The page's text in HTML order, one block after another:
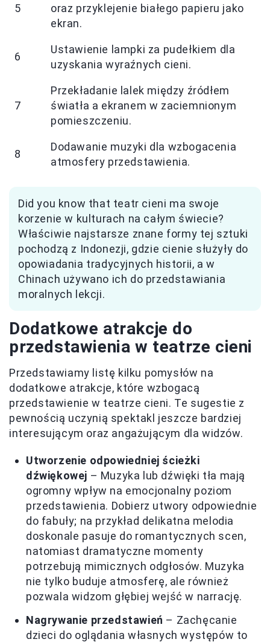
5
oraz przyklejenie białego papieru jako
ekran.
6
Ustawienie lampki za pudełkiem dla
uzyskania wyraźnych cieni.
7
Przekładanie lalek między źródłem
światła a ekranem w zaciemnionym
pomieszczeniu.
8
Dodawanie muzyki dla wzbogacenia
atmosfery przedstawienia.
Did you know that teatr cieni ma swoje
korzenie w kulturach na całym świecie?
Właściwie najstarsze znane formy tej sztuki
pochodzą z Indonezji, gdzie cienie służyły do
opowiadania tradycyjnych historii, a w
Chinach używano ich do przedstawiania
moralnych lekcji.
Dodatkowe atrakcje do
przedstawienia w teatrze cieni
Przedstawiamy listę kilku pomysłów na
dodatkowe atrakcje, które wzbogacą
przedstawienie w teatrze cieni. Te sugestie z
pewnością uczynią spektakl jeszcze bardziej
interesującym oraz angażującym dla widzów.
Utworzenie odpowiedniej ścieżki
dźwiękowej – Muzyka lub dźwięki tła mają
ogromny wpływ na emocjonalny poziom
przedstawienia. Dobierz utwory odpowiednie
do fabuły; na przykład delikatna melodia
doskonale pasuje do romantycznych scen,
natomiast dramatyczne momenty
potrzebują mimicznych odgłosów. Muzyka
nie tylko buduje atmosferę, ale również
pozwala widzom głębiej wejść w narrację.
Nagrywanie przedstawień – Zachęcanie
dzieci do oglądania własnych występów to